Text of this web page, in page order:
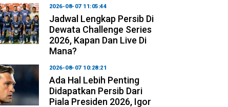
2026-08-07 11:05:44
Jadwal Lengkap Persib Di
Dewata Challenge Series
2026, Kapan Dan Live Di
Mana?
2026-08-07 10:28:21
Ada Hal Lebih Penting
Didapatkan Persib Dari
Piala Presiden 2026, Igor